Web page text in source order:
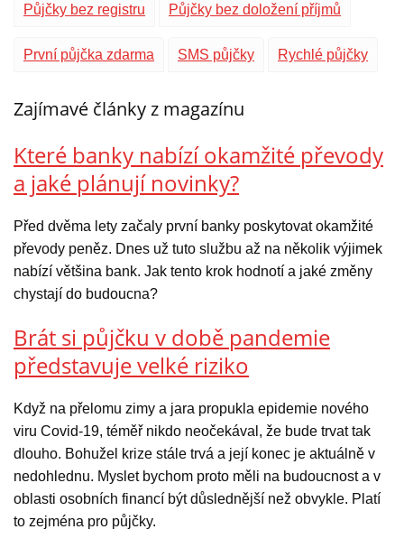
Půjčky bez registru Půjčky bez doložení příjmů
První půjčka zdarma SMS půjčky Rychlé půjčky
Zajímavé články z magazínu
Které banky nabízí okamžité převody
a jaké plánují novinky?
Před dvěma lety začaly první banky poskytovat okamžité
převody peněz. Dnes už tuto službu až na několik výjimek
nabízí většina bank. Jak tento krok hodnotí a jaké změny
chystají do budoucna?
Brát si půjčku v době pandemie
představuje velké riziko
Když na přelomu zimy a jara propukla epidemie nového
viru Covid-19, téměř nikdo neočekával, že bude trvat tak
dlouho. Bohužel krize stále trvá a její konec je aktuálně v
nedohlednu. Myslet bychom proto měli na budoucnost a v
oblasti osobních financí být důslednější než obvykle. Platí
to zejména pro půjčky.